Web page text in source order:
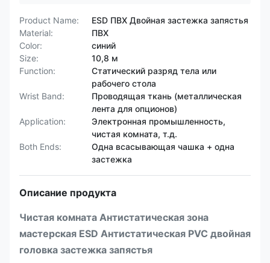
Product Name:
ESD ПВХ Двойная застежка запястья
Material:
ПВХ
Color:
синий
Size:
10,8 м
Function:
Статический разряд тела или
рабочего стола
Wrist Band:
Проводящая ткань (металлическая
лента для опционов)
Application:
Электронная промышленность,
чистая комната, т.д.
Both Ends:
Одна всасывающая чашка + одна
застежка
Описание продукта
Чистая комната Антистатическая зона
мастерская ESD Антистатическая PVC двойная
головка застежка запястья